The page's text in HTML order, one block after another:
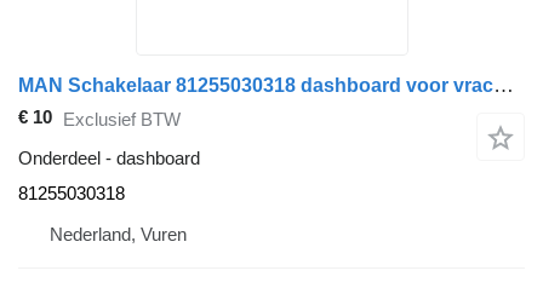
MAN Schakelaar 81255030318 dashboard voor vrachtwagen
€ 10 Exclusief BTW
Onderdeel - dashboard
81255030318
Nederland, Vuren